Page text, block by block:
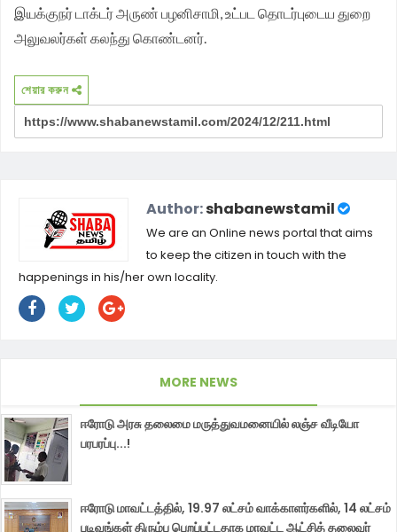
இயக்குநர் டாக்டர் அருண் பழனிசாமி, உட்பட தொடர்புடைய துறை
அலுவலர்கள் கலந்து கொண்டனர்.
শেয়ার করুন
Author:shabanewstamil
We are an Online news portal that aims
to keep the citizen in touch with the
happenings in his/her own locality.
MORE NEWS
ஈரோடு அரசு தலைமை மருத்துவமனையில் லஞ்ச வீடியோ
பரபரப்பு...!
ஈரோடு மாவட்டத்தில், 19.97 லட்சம் வாக்காளர்களில், 14 லட்சம்
படிவங்கள் திரும்ப பெறப்பட்டதாக மாவட்ட ஆட்சித் தலைவர்